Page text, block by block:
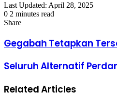
Last Updated: April 28, 2025
0 2 minutes read
Facebook
Twitter
LinkedIn
Tumblr
Pinterest
Reddit
VKontakte
Odnoklassniki
Pocket
Share
via
Email
Gegabah Tetapkan
Seluruh Alternatif
Related Articles